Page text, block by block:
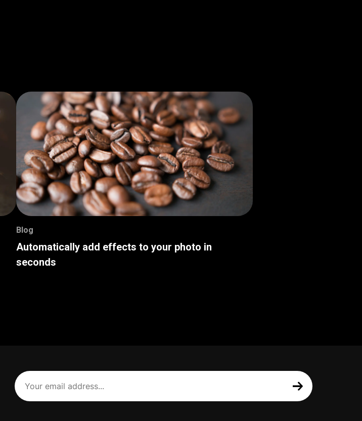
Blog
Automatically add effects to your photo in
seconds
Your
email
address
(Required)